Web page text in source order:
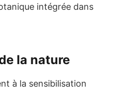
intégrée dans
la nature
à la sensibilisation